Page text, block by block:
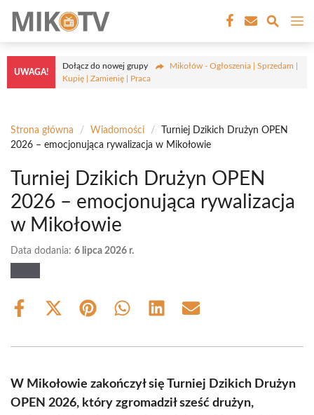
treści
UWAGA!
Dołącz do nowej grupy
Mikołów - Ogłoszenia | Sprzedam |
Kupię | Zamienię | Praca
Strona główna / Wiadomości /
Turniej Dzikich Drużyn OPEN
2026 – emocjonująca rywalizacja w Mikołowie
Turniej Dzikich Drużyn OPEN
2026 – emocjonująca rywalizacja
w Mikołowie
Data dodania: 6 lipca 2026 r.
Share
Share
(Twitter)
Share Share Share Share
W Mikołowie zakończył się Turniej Dzikich Drużyn
OPEN 2026, który zgromadził sześć drużyn,